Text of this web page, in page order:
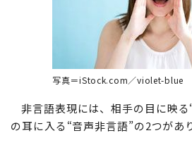
写真＝iStock.com／violet-blue
非言語表現には、相手の目に映
の耳に入る“音声非言語”の2つがあ